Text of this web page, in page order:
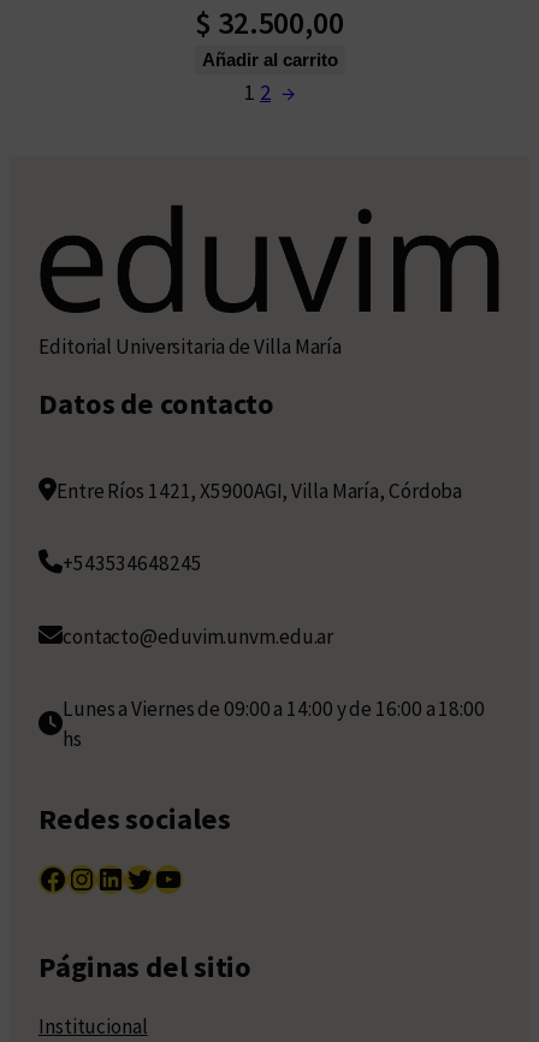
$ 32.500,00
Añadir al carrito
1 2 →
Editorial Universitaria de Villa María
Datos de contacto
Entre Ríos 1421, X5900AGI, Villa María, Córdoba
+543534648245
contacto@eduvim.unvm.edu.ar
Lunes a Viernes de 09:00 a 14:00 y de 16:00 a 18:00
hs
Redes sociales
Facebook InstagramLinkedIn Twitter YouTube
Páginas del sitio
Institucional